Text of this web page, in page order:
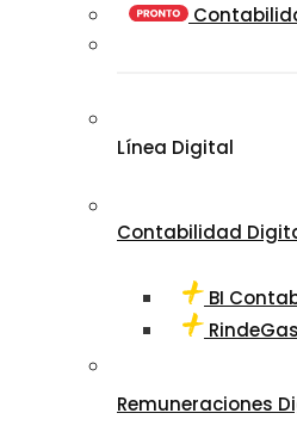
Línea Digital
Contabilidad
BI
Remuneraciones